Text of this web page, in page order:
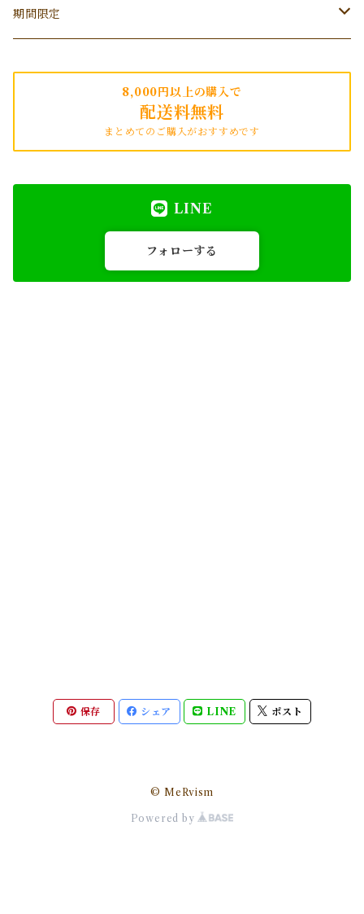
S
消耗品
木と果
サシェ
みどり繭
期間限定
8,000円以上の購入で
配送料無料
まとめてのご購入がおすすめです
LINE
フォローする
保存 シェア LINE ポスト
© MeRvism
Powered by